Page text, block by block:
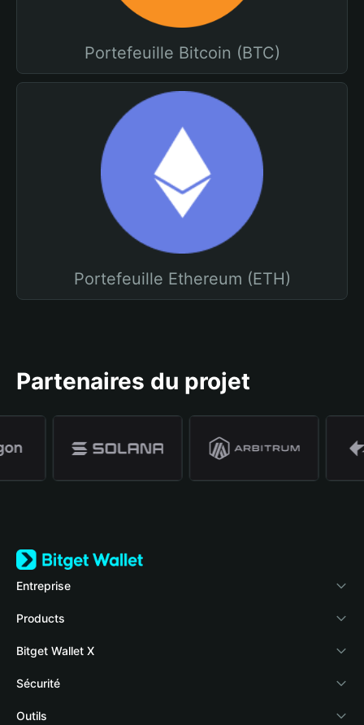
Portefeuille Bitcoin (BTC)
Portefeuille Ethereum (ETH)
Partenaires du projet
Entreprise
À propos de Bitget Wallet
Blog
Academy
Actualités crypto
Products
Crypto Card
Stablecoin Earn
Payfi Crypto
Bitget Wallet X
Développeurs
Connecter votre portefeuille
Sécurité
Fonds de protection
Outils